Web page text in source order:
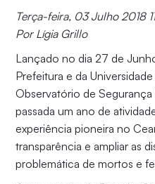
Terça-feira, 03 Julho 2018
Por Lígia Grillo
Lançado no dia 27 de
Prefeitura e da
Observatório de
passada um ano de
experiência pioneira no
transparência e ampliar as
problemática de mortos e